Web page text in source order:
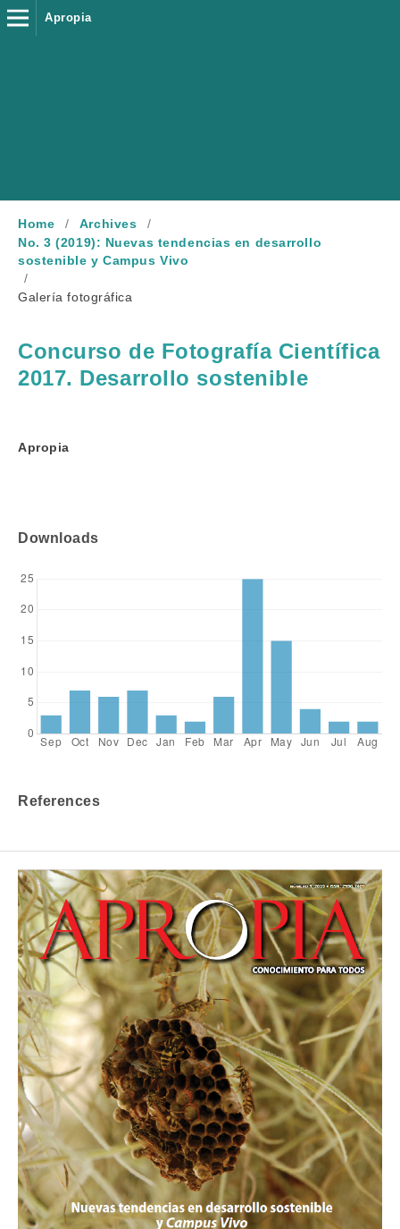
Apropia
Home / Archives
/
No. 3 (2019): Nuevas tendencias en desarrollo
sostenible y Campus Vivo
/
Galería fotográfica
Concurso de Fotografía Científica
2017. Desarrollo sostenible
Apropia
Downloads
References